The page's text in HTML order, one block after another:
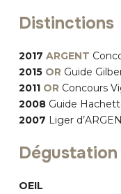
Distinctions
2017 ARGENT
2015ORGuide
2011 ORConcours
2008 Guide
2007 Liger
Dégustation
OEIL